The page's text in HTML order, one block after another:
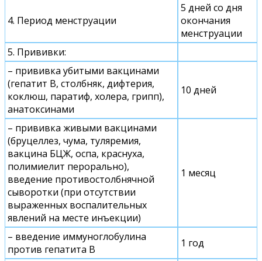
4. Период менструации
5 дней со дня
окончания
менструации
5. Прививки:
– прививка убитыми вакцинами
(гепатит В, столбняк, дифтерия,
коклюш, паратиф, холера, грипп),
анатоксинами
10 дней
– прививка живыми вакцинами
(бруцеллез, чума, туляремия,
вакцина БЦЖ, оспа, краснуха,
полимиелит перорально),
введение противостолбнячной
сыворотки (при отсутствии
выраженных воспалительных
явлений на месте инъекции)
1 месяц
– введение иммуноглобулина
против гепатита В
1 год